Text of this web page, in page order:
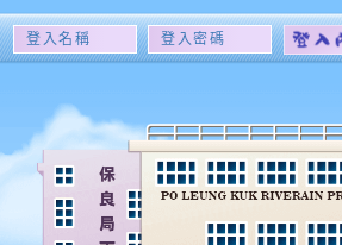
登
名
稱
登
密
碼